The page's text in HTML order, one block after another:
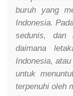
buruh yang
Indonesia.
sedunis, dan
daimana
Indonesia,
untuk
terpenuhi oleh